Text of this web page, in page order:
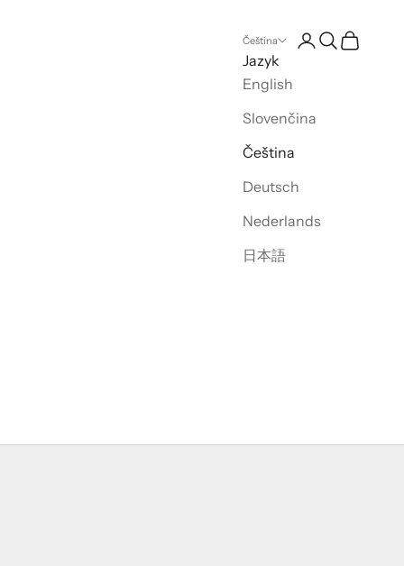
Čeština
Jazyk
English
Slovenčina
Čeština
Deutsch
Nederlands
日本語
Otevřít stránku
OtevřítOtevřít